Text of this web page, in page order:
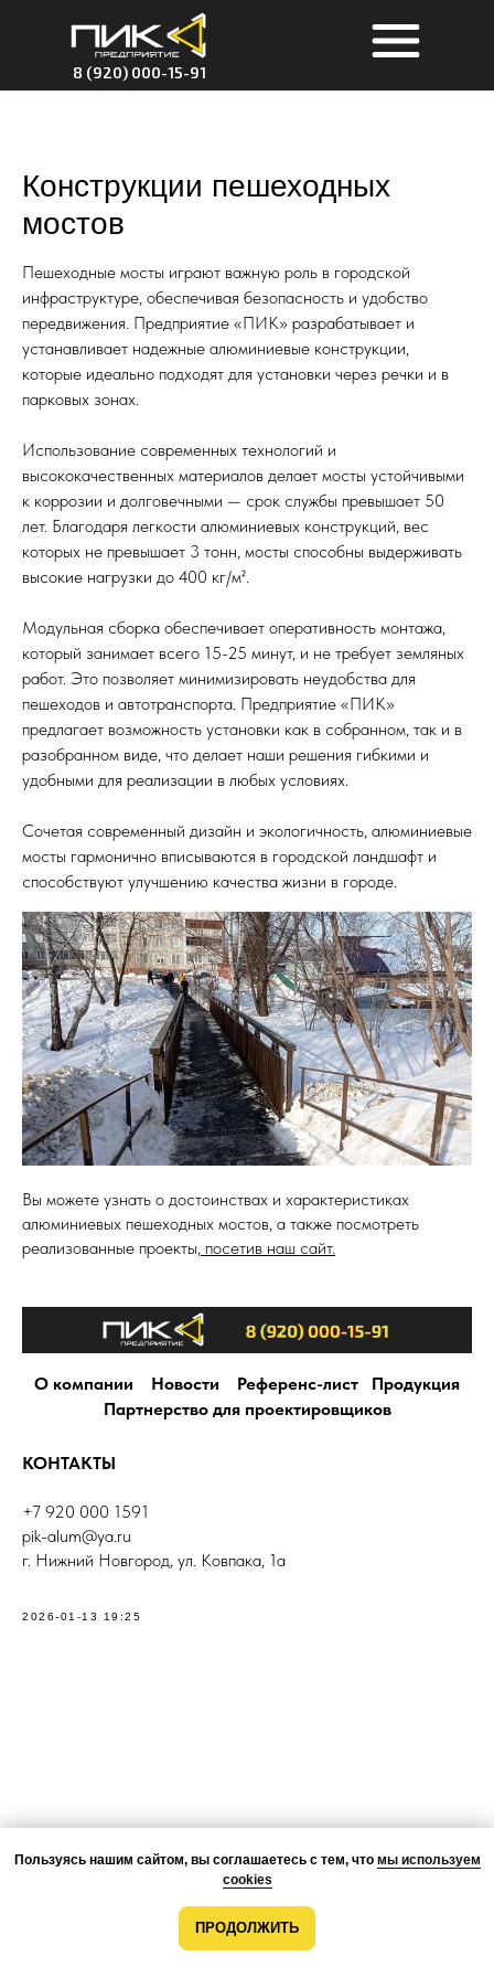
8 (920) 000-15-91
Конструкции пешеходных
мостов
Пешеходные мосты играют важную роль в городской
инфраструктуре, обеспечивая безопасность и удобство
передвижения. Предприятие «ПИК» разрабатывает и
устанавливает надежные алюминиевые конструкции,
которые идеально подходят для установки через речки и в
парковых зонах.
Использование современных технологий и
высококачественных материалов делает мосты устойчивыми
к коррозии и долговечными — срок службы превышает 50
лет. Благодаря легкости алюминиевых конструкций, вес
которых не превышает 3 тонн, мосты способны выдерживать
высокие нагрузки до 400 кг/м².
Модульная сборка обеспечивает оперативность монтажа,
который занимает всего 15-25 минут, и не требует земляных
работ. Это позволяет минимизировать неудобства для
пешеходов и автотранспорта. Предприятие «ПИК»
предлагает возможность установки как в собранном, так и в
разобранном виде, что делает наши решения гибкими и
удобными для реализации в любых условиях.
Сочетая современный дизайн и экологичность, алюминиевые
мосты гармонично вписываются в городской ландшафт и
способствуют улучшению качества жизни в городе.
Вы можете узнать о достоинствах и характеристиках
алюминиевых пешеходных мостов, а также посмотреть
реализованные проекты, посетив наш сайт.
О компании Новости Референс-лист
Продукция
Партнерство для проектировщиков
КОНТАКТЫ
+7 920 000 1591
pik-alum@ya.ru
г. Нижний Новгород, ул. Ковпака, 1а
2026-01-13 19:25
Пользуясь нашим сайтом, вы соглашаетесь с тем, что мы используем
cookies
ПРОДОЛЖИТЬ